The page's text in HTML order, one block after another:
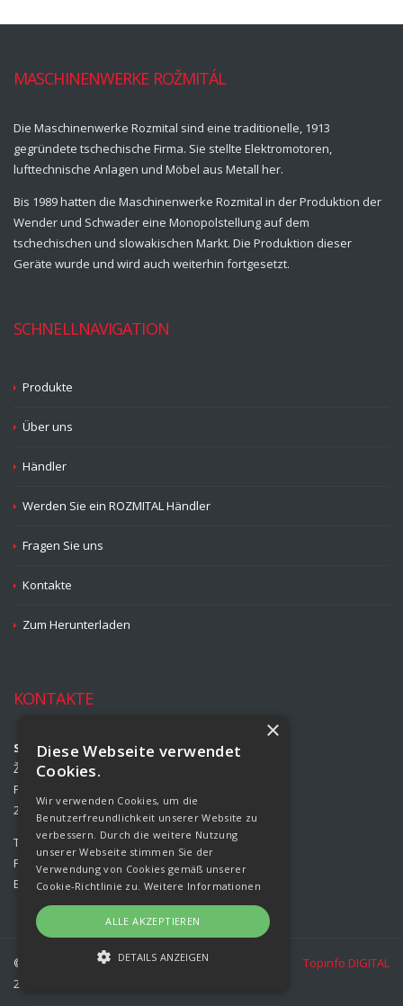
MASCHINENWERKE ROŽMITÁL
Die Maschinenwerke Rozmital sind eine traditionelle, 1913
gegründete tschechische Firma. Sie stellte Elektromotoren,
lufttechnische Anlagen und Möbel aus Metall her.
Bis 1989 hatten die Maschinenwerke Rozmital in der Produktion der
Wender und Schwader eine Monopolstellung auf dem
tschechischen und slowakischen Markt. Die Produktion dieser
Geräte wurde und wird auch weiterhin fortgesetzt.
SCHNELLNAVIGATION
Produkte
Über uns
Händler
Werden Sie ein ROZMITAL Händler
Fragen Sie uns
Kontakte
Zum Herunterladen
KONTAKTE
Strojírny Rožmitál, s.r.o.
Žižkova 708
Příbram II
261 01 Příbram
Tel.:
00420 318 427 321
Fax:
00420 318 427 314
E-mail:
info@rozmital.com
© Copyright Strojírny Rožmitál, s.r.o.
2026 |
Topinfo DIGITAL
×
Diese Webseite verwendet
Cookies.
Wir verwenden Cookies, um die
Benutzerfreundlichkeit unserer Website zu
verbessern. Durch die weitere Nutzung
unserer Webseite stimmen Sie der
Verwendung von Cookies gemäß unserer
Cookie-Richtlinie zu. Weitere Informationen
ALLE AKZEPTIEREN
DETAILS ANZEIGEN